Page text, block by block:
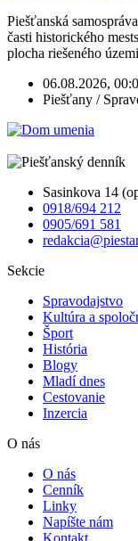
Piešťanská
časti historického
plocha riešeného
06.08.2026,
Piešťany /
Sasinkova 14
0918/694 212
0905/691 581
Sekcie
Spravodajstvo
Kultúra a
Šport
História
Blogy
Mladí dnes
Cestovanie
Inzercia
O nás
O nás
Cenník
Linky
Napíšte nám